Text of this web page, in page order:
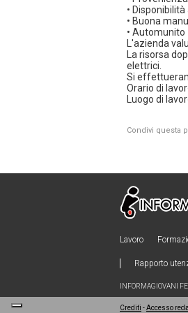
•
• Buona
• Automunito
L'azienda
La risorsa
elettrici.
Si
Orario di
Luogo di
Condivi questa
Lavoro
Rapporto
INFORMAGIOVANI
Crediti -Accesso